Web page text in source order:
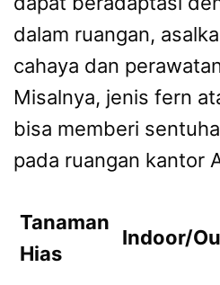
dalam ruangan,
cahaya dan
Misalnya, jenis fern
bisa memberi
pada ruangan kantor
Tanaman
Hias
Indoor/